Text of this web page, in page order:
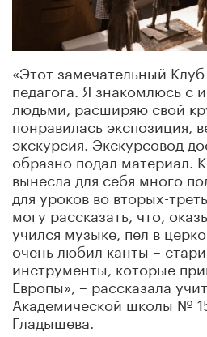
«Этот замечательный
педагога. Я знакомлюсь с
людьми, расширяю свой
понравилась экспозиция,
экскурсия. Экскурсовод
образно подал материал.
вынесла для себя много
для уроков во вторых-
могу рассказать, что,
учился музыке, пел в
очень любил канты –
инструменты, которые
Европы», – рассказала
Академической школы №
Гладышева.